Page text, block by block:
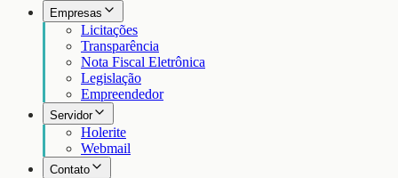
Empresas
Licitações
Transparência
Nota Fiscal Eletrônica
Legislação
Empreendedor
Servidor
Holerite
Webmail
Contato